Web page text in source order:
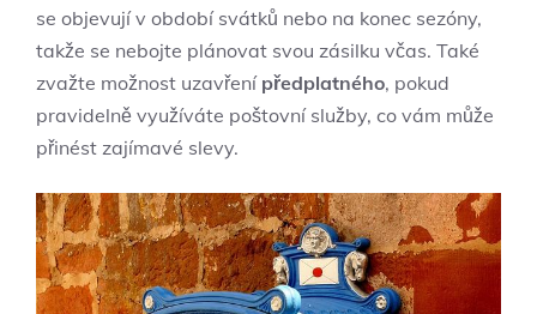
se objevují v období svátků nebo na konec sezóny,
takže se nebojte plánovat svou zásilku včas. Také
zvažte možnost uzavření předplatného, pokud
pravidelně využíváte poštovní služby, co vám může
přinést zajímavé slevy.